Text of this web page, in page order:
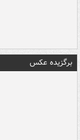
برگزیده عکس